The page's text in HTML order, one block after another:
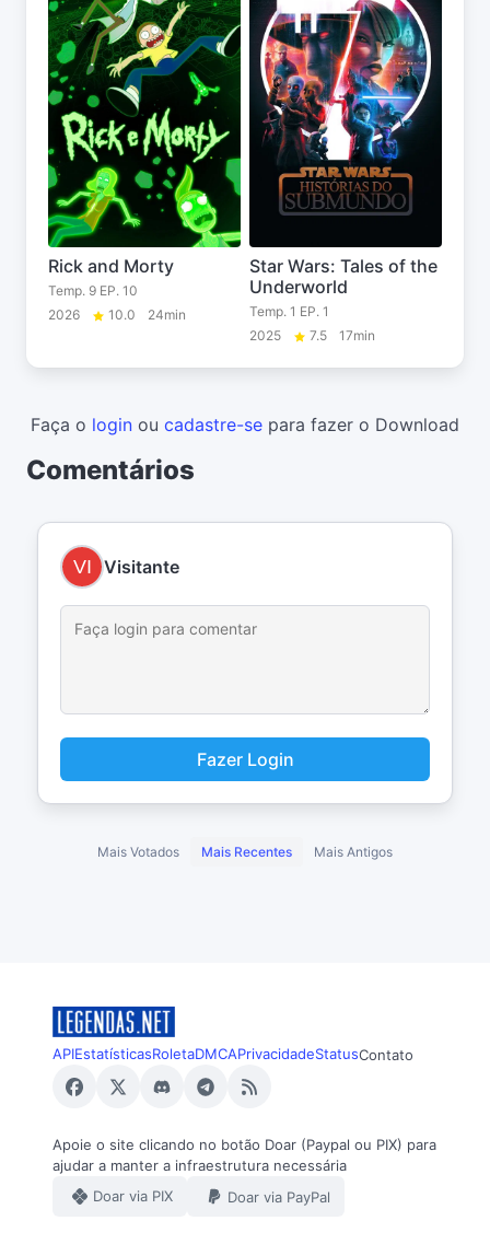
Rick and Morty
Temp. 9 EP. 10
2026
10.0 24min
Star Wars: Tales of the
Underworld
Temp. 1 EP. 1
2025
7.5 17min
Faça o login ou cadastre-se para fazer o Download
Comentários
Visitante
Fazer Login
Mais Votados Mais Recentes Mais Antigos
APIEstatísticasRoletaDMCAPrivacidadeStatusContato
Apoie o site clicando no botão Doar (Paypal ou PIX) para
ajudar a manter a infraestrutura necessária
Doar via PIX
Doar via PayPal